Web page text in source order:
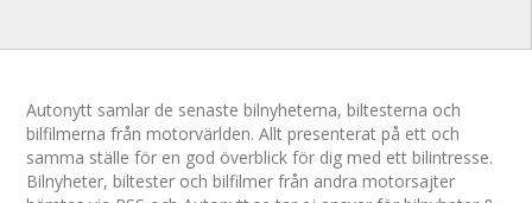
Autonytt samlar de senaste bilnyheterna, biltesterna och
bilfilmerna från motorvärlden. Allt presenterat på ett och
samma ställe för en god överblick för dig med ett bilintresse.
Bilnyheter, biltester och bilfilmer från andra motorsajter